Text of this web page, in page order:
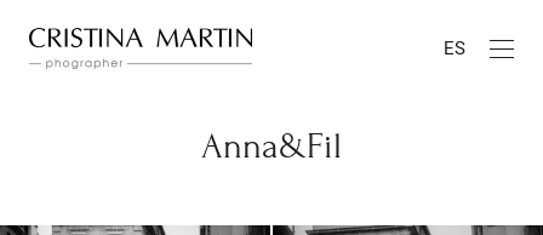
ES
Anna&Fil